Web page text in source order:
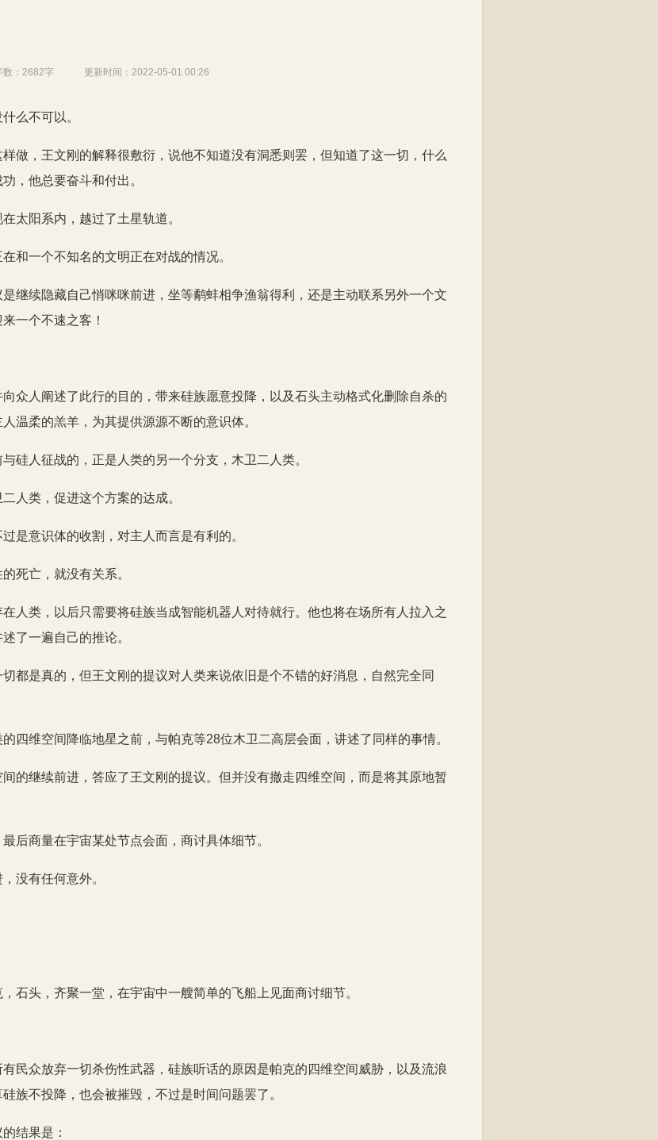
： 2682字 更新时间： 2022-05-01 00:26
么不可以。
做，王文刚的解释很敷衍，说他不知道没有洞悉则罢，但知道了这一切，什么
，他总要奋斗和付出。
太阳系内，越过了土星轨道。
和一个不知名的文明正在对战的情况。
继续隐藏自己悄咪咪前进，坐等鹬蚌相争渔翁得利，还是主动联系另外一个文
一个不速之客！
众人阐述了此行的目的，带来硅族愿意投降，以及石头主动格式化删除自杀的
温柔的羔羊，为其提供源源不断的意识体。
硅人征战的，正是人类的另一个分支，木卫二人类。
人类，促进这个方案的达成。
是意识体的收割，对主人而言是有利的。
死亡，就没有关系。
人类，以后只需要将硅族当成智能机器人对待就行。他也将在场所有人拉入之
了一遍自己的推论。
都是真的，但王文刚的提议对人类来说依旧是个不错的好消息，自然完全同
四维空间降临地星之前，与帕克等28位木卫二高层会面，讲述了同样的事情。
的继续前进，答应了王文刚的提议。但并没有撤走四维空间，而是将其原地暂
后商量在宇宙某处节点会面，商讨具体细节。
没有任何意外。
石头，齐聚一堂，在宇宙中一艘简单的飞船上见面商讨细节。
民众放弃一切杀伤性武器，硅族听话的原因是帕克的四维空间威胁，以及流浪
族不投降，也会被摧毁，不过是时间问题罢了。
结果是：